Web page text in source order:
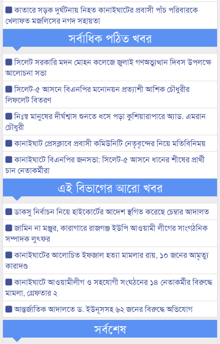
কাতারে সড়ক দুর্ঘটনায় নিহত কানাইঘাটের প্রবাসী পাঁচ পরিবারকে
খেলাফত মজলিসের নগদ সহায়তা
সর্বাধিক পঠিত খবর
সিলেট সরকারি মদন মোহন কলেজে জুলাই গণঅভ্যুত্থান দিবস উপলক্ষে
আলোচনা সভা
সিলেট-৫ আসনে বিএনপির মনোনয়ন প্রত্যাশী আশিক চৌধুরীর
লিফলেট বিতরণ
নিঃস্ব মানুষের দীর্ঘশ্বাস শুনতে ধসে পড়া কুশিয়ারাপারে অ্যাড. এমরান
চৌধুরী
কানাইঘাট প্রেসক্লাবে প্রবাসী কমিউনিটি নেতৃবৃন্দের নিয়ে মতিবিনিময়
কানাইঘাটে বিএনপির জনসভা: সিলেট-৫ আসনে ধানের শীষের প্রার্থী
চান নেতাকর্মীরা
এই বিভাগের আরো খবর
ডাকসু নির্বাচন নিয়ে হাইকোর্টের আদেশ স্থগিত করেছে চেম্বার আদালত
জামিন না মঞ্জুর, কারাগারে রাজগঞ্জ ইউপি আওয়ামী লীগের সাংগঠনিক
সম্পাদক লুৎফর
কানাইঘাটের আলোচিত ইফজাল হত্যা মামলার রায়, ১০ জনের আমৃত্যু
কারাদণ্ড
কানাইঘাটে আওয়ামীলীগ ও সহযোগী সংঘঠনের ১৪ নেতাকর্মীর বিরুদ্ধে
মামলা, গ্রেফতার ২
আন্তর্জাতিক আদালতে ড. ইউনূসসহ ৬২ জনের বিরুদ্ধে অভিযোগ
সর্বশেষ